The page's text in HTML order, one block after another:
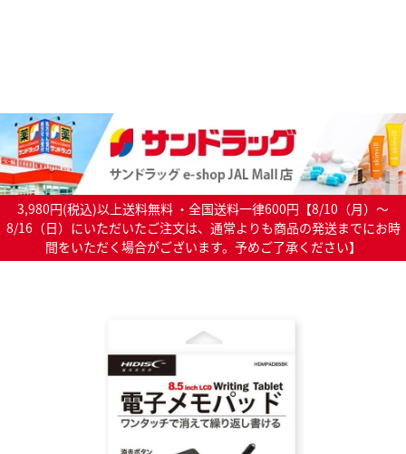
3,980円(税込)以上送料無料 ・全国送料一律600円【8/10（月）～
8/16（日）にいただいたご注文は、通常よりも商品の発送までにお時
間をいただく場合がございます。予めご了承ください】